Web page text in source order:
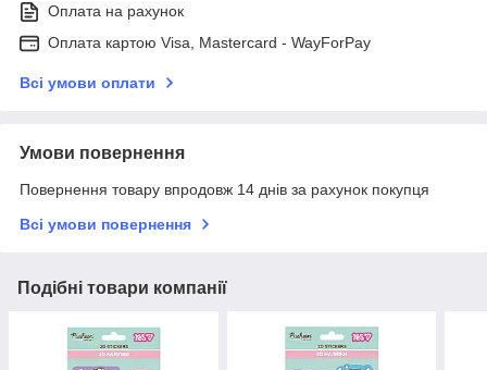
Оплата на рахунок
Оплата картою Visa, Mastercard - WayForPay
Всі умови оплати
Умови повернення
Повернення товару впродовж 14 днів за рахунок покупця
Всі умови повернення
Подібні товари компанії